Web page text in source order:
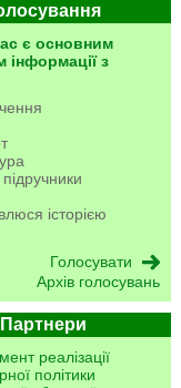
є основним
з
підручники
історією
Архів голосувань
Партнери
реалізації
політики